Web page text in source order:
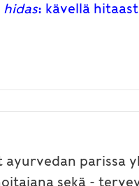
hidas: kävellä
parissa
sekä -